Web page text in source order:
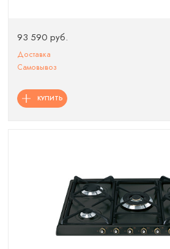
93 590 руб.
Доставка
Самовывоз
КУПИТЬ